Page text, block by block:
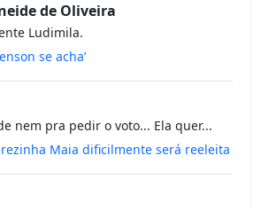
de Oliveira
Ludimila.
se acha’
nem pra pedir o voto... Ela quer...
Maia dificilmente será reeleita